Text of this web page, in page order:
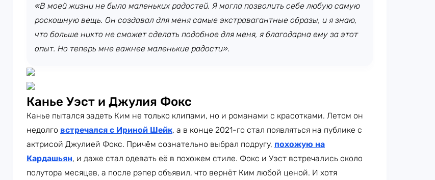
«В моей жизни не было маленьких радостей. Я могла позволить себе любую самую
роскошную вещь. Он создавал для меня самые экстравагантные образы, и я знаю,
что больше никто не сможет сделать подобное для меня, я благодарна ему за этот
опыт. Но теперь мне важнее маленькие радости».
Канье Уэст и Джулия Фокс
Канье пытался задеть Ким не только клипами, но и романами с красотками. Летом он
недолго встречался с Ириной Шейк, а в конце 2021-го стал появляться на публике с
актрисой Джулией Фокс. Причём сознательно выбрал подругу, похожую на
Кардашьян, и даже стал одевать её в похожем стиле. Фокс и Уэст встречались около
полутора месяцев, а после рэпер объявил, что вернёт Ким любой ценой. И хотя